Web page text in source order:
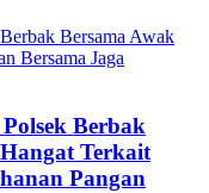
Berbak
Terkait
Pangan